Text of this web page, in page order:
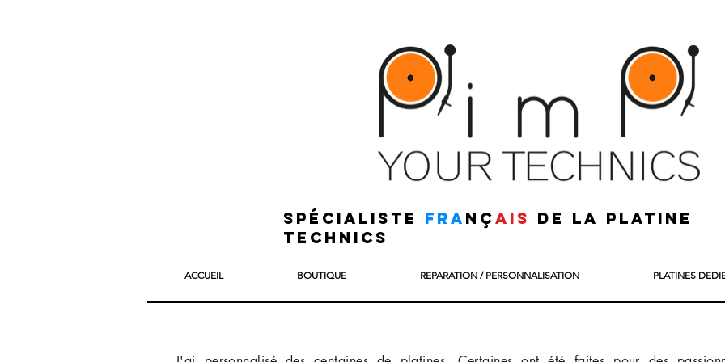
Spécialiste fra nçais de la platine
technics
ACCUEIL BOUTIQUE REPARATION / PERSONNALISATION PLATINES